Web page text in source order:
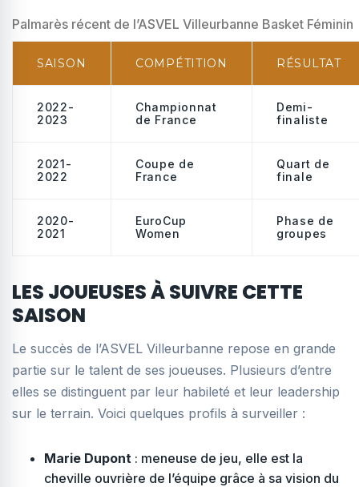
Palmarès récent de l’ASVEL Villeurbanne Basket Féminin
SAISON COMPÉTITION RÉSULTAT
2022-
2023
Championnat
de France
Demi-
finaliste
2021-
2022
Coupe de
France
Quart de
finale
2020-
2021
EuroCup
Women
Phase de
groupes
LES JOUEUSES À SUIVRE CETTE
SAISON
Le succès de l’ASVEL Villeurbanne repose en grande
partie sur le talent de ses joueuses. Plusieurs d’entre
elles se distinguent par leur habileté et leur leadership
sur le terrain. Voici quelques profils à surveiller :
Marie Dupont : meneuse de jeu, elle est la
cheville ouvrière de l’équipe grâce à sa vision du